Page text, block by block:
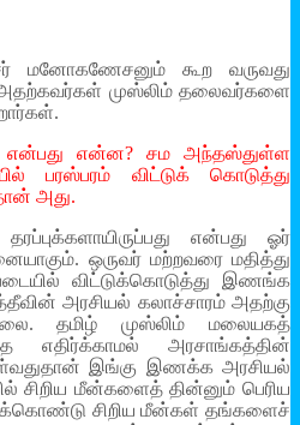
மனோகணேசனும் கூற வருவது
முஸ்லிம் தலைவர்களை
என்ன? சம அந்தஸ்துள்ள
பரஸ்பரம் விட்டுக் கொடுத்து
அது.
என்பது ஓர்
ஒருவர் மற்றவரை மதித்து
விட்டுக்கொடுத்து இணங்க
அரசியல் கலாச்சாரம் அதற்கு
தமிழ் முஸ்லிம் மலையகத்
எதிர்க்காமல் அரசாங்கத்தின்
இங்கு இணக்க அரசியல்
சிறிய மீன்களைத் தின்னும் பெரிய
சிறிய மீன்கள் தங்களைச்